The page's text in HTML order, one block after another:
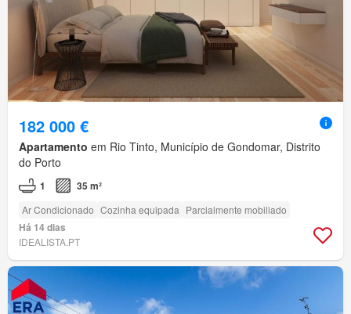
182 000 €
Apartamento em Rio Tinto, Município de Gondomar, Distrito
do Porto
1 35 m²
Ar Condicionado Cozinha equipada Parcialmente mobiliado
Há 14 dias
IDEALISTA.PT